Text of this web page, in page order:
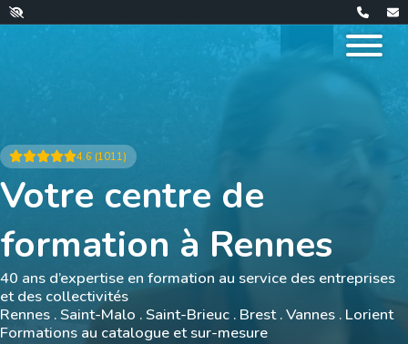
4.6 (1011)
Votre centre de
formation à Rennes
40 ans d’expertise en formation au service des entreprises
et des collectivités
Rennes . Saint-Malo . Saint-Brieuc . Brest . Vannes . Lorient
Formations au catalogue et sur-mesure